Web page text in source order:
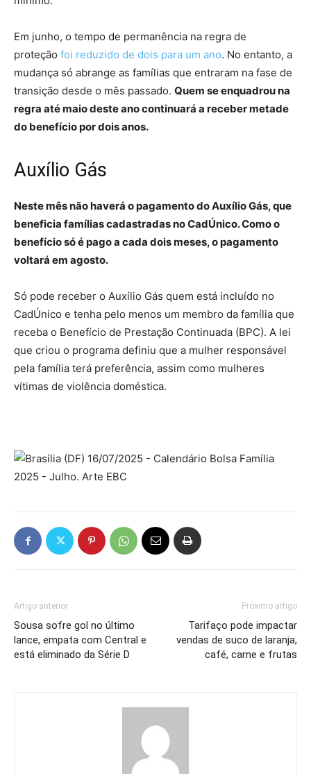
Em junho, o tempo de permanência na regra de
proteção foi reduzido de dois para um ano. No entanto, a
mudança só abrange as famílias que entraram na fase de
transição desde o mês passado. Quem se enquadrou na
regra até maio deste ano continuará a receber metade
do benefício por dois anos.
Auxílio Gás
Neste mês não haverá o pagamento do Auxílio Gás, que
beneficia famílias cadastradas no CadÚnico. Como o
benefício só é pago a cada dois meses, o pagamento
voltará em agosto.
Só pode receber o Auxílio Gás quem está incluído no
CadÚnico e tenha pelo menos um membro da família que
receba o Benefício de Prestação Continuada (BPC). A lei
que criou o programa definiu que a mulher responsável
pela família terá preferência, assim como mulheres
vítimas de violência doméstica.
Artigo anterior
Sousa sofre gol no último
lance, empata com Central e
está eliminado da Série D
Próximo artigo
Tarifaço pode impactar
vendas de suco de laranja,
café, carne e frutas